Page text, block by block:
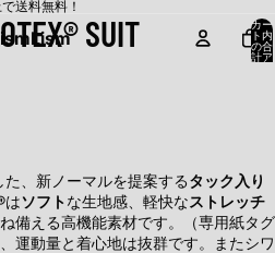
送料無料！
Lism
カー
ト内
の合
計ア
SUIT
た、新ノーマルを提案するタック入り
はソフトな生地感、軽快なストレッチ
備える高機能素材です。（専用紙タグ
運動量と着心地は抜群です。またシワ